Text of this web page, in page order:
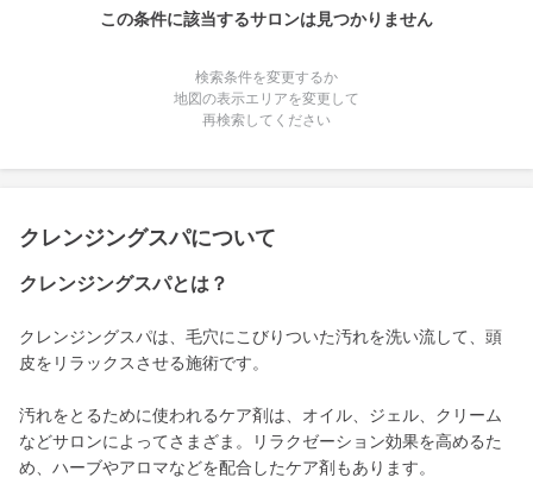
この条件に該当するサロンは見つかりません
検索条件を変更するか
地図の表示エリアを変更して
再検索してください
クレンジングスパについて
クレンジングスパとは？
クレンジングスパは、毛穴にこびりついた汚れを洗い流して、頭
皮をリラックスさせる施術です。
汚れをとるために使われるケア剤は、オイル、ジェル、クリーム
などサロンによってさまざま。リラクゼーション効果を高めるた
め、ハーブやアロマなどを配合したケア剤もあります。